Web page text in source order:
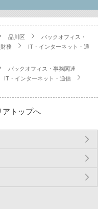
品川区
バックオフィス・
務
IT・インターネット・通
バックオフィス・事務関連
IT・インターネット・通信
アトップへ